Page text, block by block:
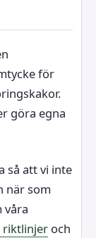
för
göra egna
så att vi inte
när som
våra
riktlinjer och